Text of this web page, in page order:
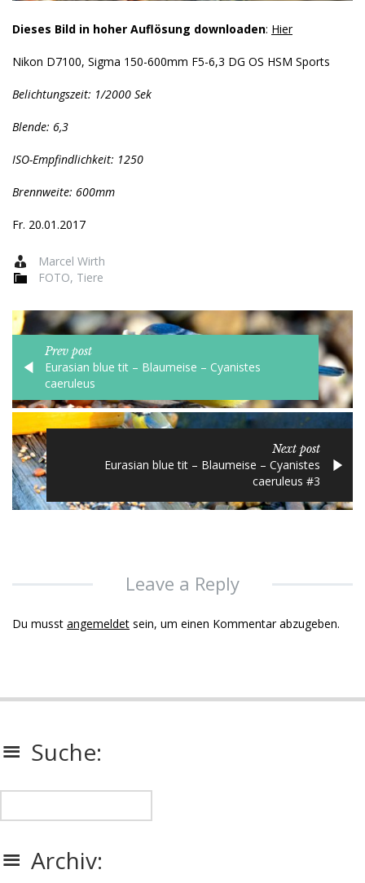
Dieses Bild in hoher Auflösung downloaden: Hier
Nikon D7100, Sigma 150-600mm F5-6,3 DG OS HSM Sports
Belichtungszeit: 1/2000 Sek
Blende: 6,3
ISO-Empfindlichkeit: 1250
Brennweite: 600mm
Fr. 20.01.2017
Marcel Wirth
FOTO, Tiere
Prev post
Eurasian blue tit – Blaumeise – Cyanistes
caeruleus
Next post
Eurasian blue tit – Blaumeise – Cyanistes
caeruleus #3
Leave a Reply
Du musst angemeldet sein, um einen Kommentar abzugeben.
Suche:
Archiv: